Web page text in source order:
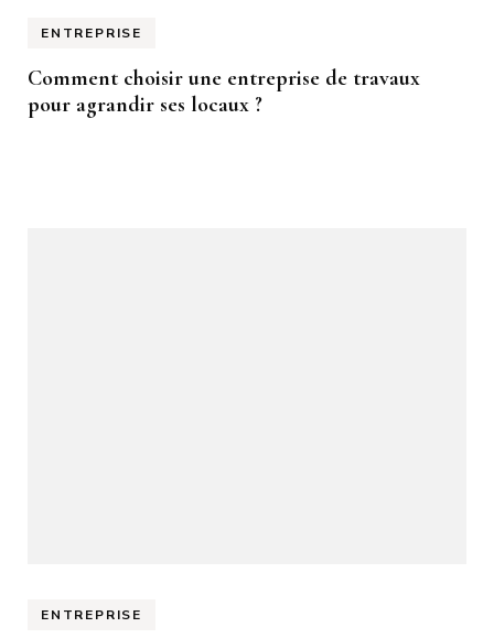
ENTREPRISE
Comment choisir une entreprise de travaux
pour agrandir ses locaux ?
ENTREPRISE